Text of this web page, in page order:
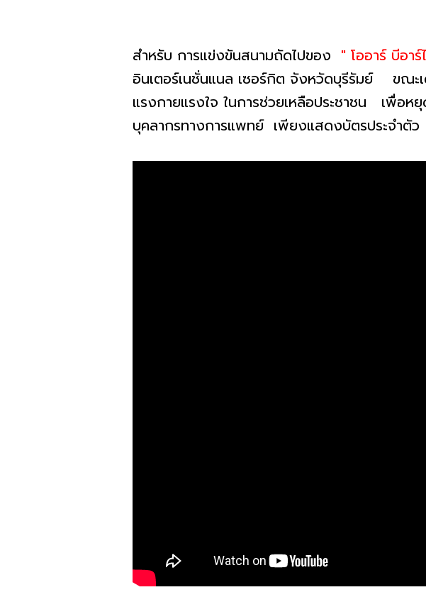
สำหรับ การแข่งขันสนามถัดไปของ " โออาร์ บีอา
อินเตอร์เนชั่นแนล เซอร์กิต จังหวัดบุรีรัมย์ ขณะเ
แรงกายแรงใจ ในการช่วยเหลือประชาชน เพื่อ
บุคลากรทางการแพทย์ เพียงแสดงบัตรประจำตัว